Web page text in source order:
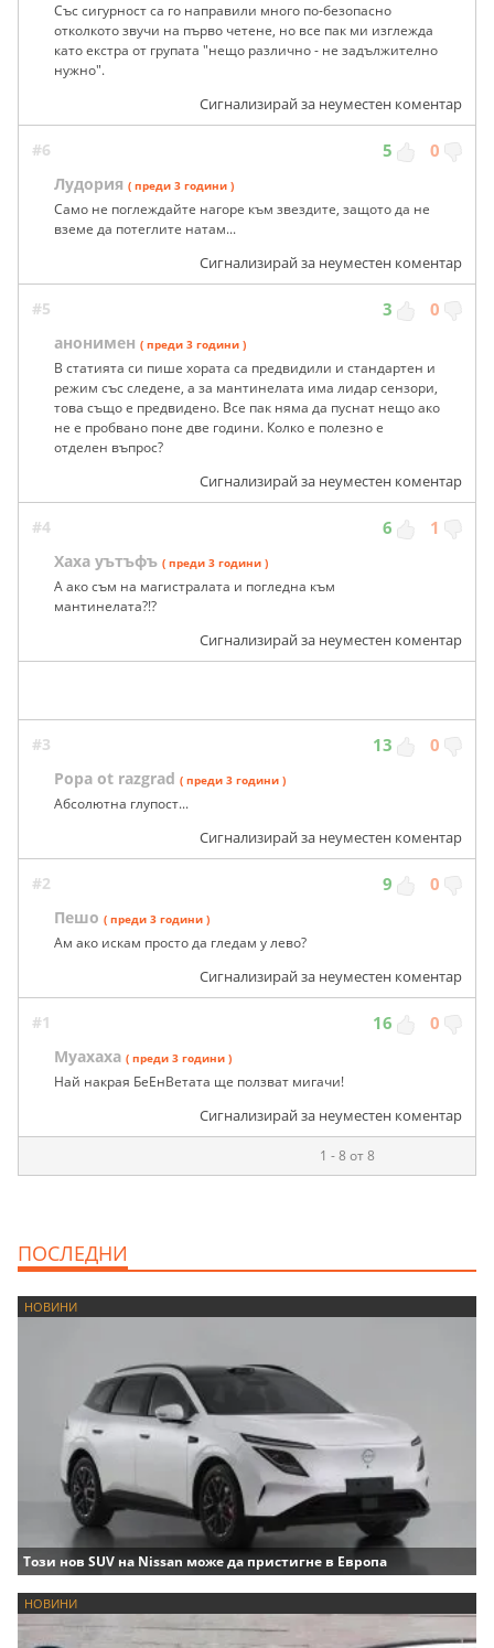
Със сигурност са го направили много по-безопасно
отколкото звучи на първо четене, но все пак ми изглежда
като екстра от групата "нещо различно - не задължително
нужно".
Сигнализирай за неуместен коментар
#6 5 0
Лудория ( преди 3 години )
Само не поглеждайте нагоре към звездите, защото да не
вземе да потеглите натам...
Сигнализирай за неуместен коментар
#5 3 0
анонимен ( преди 3 години )
В статията си пише хората са предвидили и стандартен и
режим със следене, а за мантинелата има лидар сензори,
това също е предвидено. Все пак няма да пуснат нещо ако
не е пробвано поне две години. Колко е полезно е
отделен въпрос?
Сигнализирай за неуместен коментар
#4 6 1
Хаха уътъфъ ( преди 3 години )
А ако съм на магистралата и погледна към
мантинелата?!?
Сигнализирай за неуместен коментар
#3 13 0
Popa ot razgrad ( преди 3 години )
Абсолютна глупост...
Сигнализирай за неуместен коментар
#2 9 0
Пешо ( преди 3 години )
Ам ако искам просто да гледам у лево?
Сигнализирай за неуместен коментар
#1 16 0
Муахаха ( преди 3 години )
Най накрая БеЕнВетата ще ползват мигачи!
Сигнализирай за неуместен коментар
1 - 8 от 8
ПОСЛЕДНИ
НОВИНИ
Този нов SUV на Nissan може да пристигне в Европа
НОВИНИ